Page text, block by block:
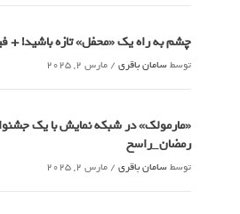
چشم به راه یک «محفل» تازه باشید! +
توسطسامان باقری / مارس 2, 2025
«مارمولک» در شبکه نمایش با یک
رمضان_راسخ
توسطسامان باقری / مارس 2, 2025